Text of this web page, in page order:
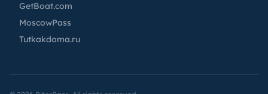
GetBoat.com
MoscowPass
Tutkakdoma.ru